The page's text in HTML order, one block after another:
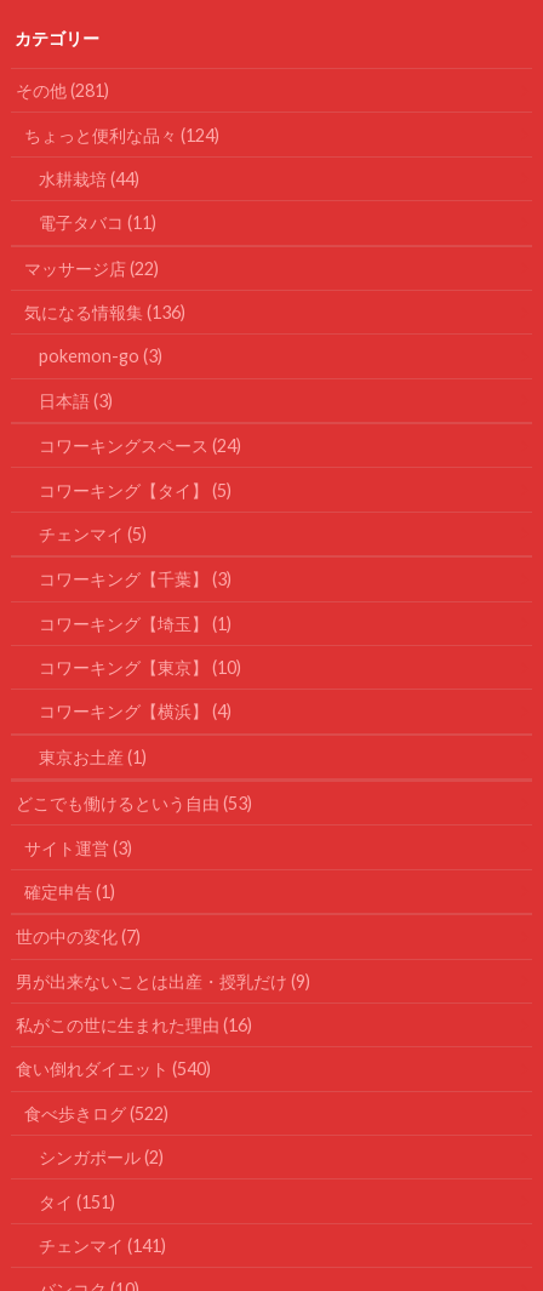
カテゴリー
その他(281)
ちょっと便利な品々(124)
水耕栽培(44)
電子タバコ (11)
マッサージ店(22)
気になる情報集(136)
pokemon-go (3)
日本語(3)
コワーキングスペース (24)
コワーキング【タイ】 (5)
チェンマイ (5)
コワーキング【千葉】 (3)
コワーキング【埼玉】 (1)
コワーキング【東京】 (10)
コワーキング【横浜】 (4)
東京お土産 (1)
どこでも働けるという自由(53)
サイト運営(3)
確定申告(1)
世の中の変化(7)
男が出来ないことは出産・授乳だけ(9)
私がこの世に生まれた理由(16)
食い倒れダイエット(540)
食べ歩きログ(522)
シンガポール(2)
タイ (151)
チェンマイ (141)